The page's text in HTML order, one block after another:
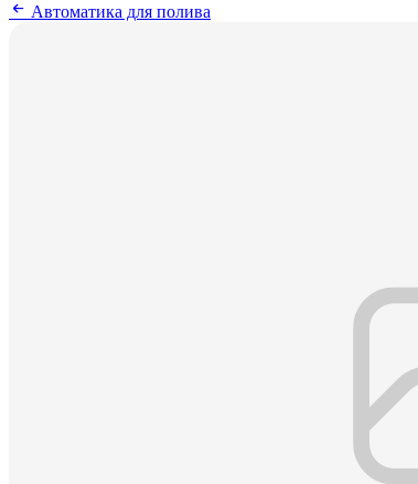
Автоматика для полива